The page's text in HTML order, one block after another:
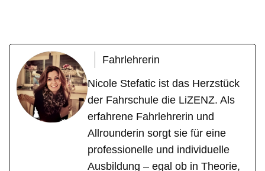
Fahrlehrerin
Nicole Stefatic ist das Herzstück
der Fahrschule die LiZENZ. Als
erfahrene Fahrlehrerin und
Allrounderin sorgt sie für eine
professionelle und individuelle
Ausbildung – egal ob in Theorie,